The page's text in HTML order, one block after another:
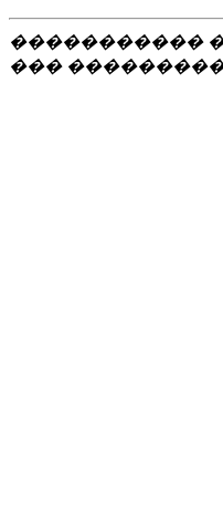
�����������
���